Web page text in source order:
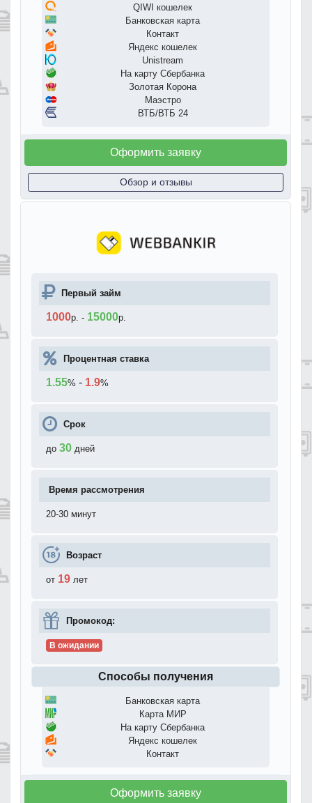
QIWI кошелек
Банковская карта
Контакт
Яндекс кошелек
Unistream
На карту Сбербанка
Золотая Корона
Маэстро
ВТБ/ВТБ 24
Оформить заявку
Обзор и отзывы
Первый займ
1000р. - 15000р.
Процентная ставка
1.55% - 1.9%
Срок
до 30 дней
Время рассмотрения
20-30 минут
Возраст
от 19 лет
Промокод:
В ожидании
Способы получения
Банковская карта
Карта МИР
На карту Сбербанка
Яндекс кошелек
Контакт
Оформить заявку